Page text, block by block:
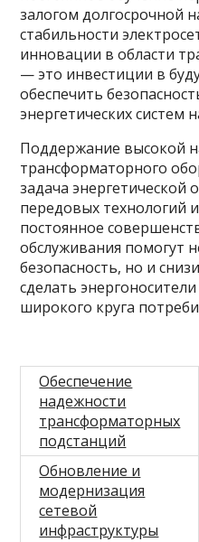
залогом долгосрочной
стабильности
инновации в области
— это инвестиции в
обеспечить
энергетических систем
Поддержание высокой
трансформаторного
задача энергетической
передовых технологий
постоянное
обслуживания помогут
безопасность, но и
сделать
широкого круга
Обеспечение
надежности
трансформаторных
подстанций
Обновление и
модернизация
сетевой
инфраструктуры